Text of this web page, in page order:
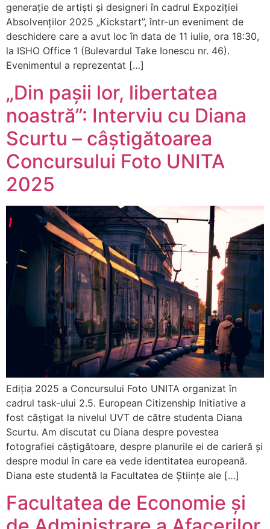
generație de artiști și designeri în cadrul Expoziției
Absolvenților 2025 „Kickstart”, într-un eveniment de
deschidere care a avut loc în data de 11 iulie, ora 18:30,
la ISHO Office 1 (Bulevardul Take Ionescu nr. 46).
Evenimentul a reprezentat […]
„Din pașii lor, libertatea
noastră”: Interviu cu Diana
Scurtu – câștigătoarea
Concursului Foto UNITA
2025
Ediția 2025 a Concursului Foto UNITA organizat în
cadrul task-ului 2.5. European Citizenship Initiative a
fost câștigat la nivelul UVT de către studenta Diana
Scurtu. Am discutat cu Diana despre povestea
fotografiei câștigătoare, despre planurile ei de carieră și
despre modul în care ea vede identitatea europeană.
Diana este studentă la Facultatea de Științe ale […]
Facultatea de Economie și